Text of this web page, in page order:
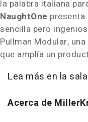
la palabra italiana
NaughtOne
sencilla pero
Pullman Modular,
que amplía un
Lea más en la
Acerca de